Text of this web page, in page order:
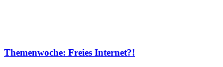
Themenwoche: Freies Internet?!